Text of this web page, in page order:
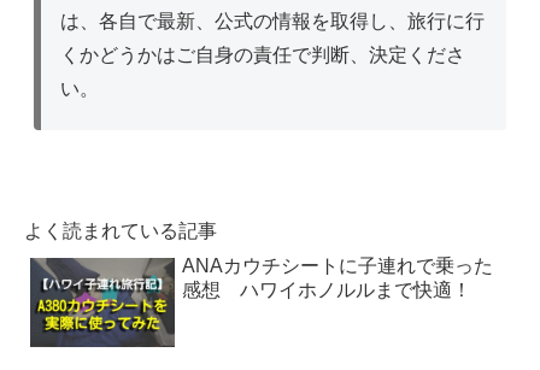
は、各自で最新、公式の情報を取得し、旅行に行
くかどうかはご自身の責任で判断、決定くださ
い。
よく読まれている記事
ANAカウチシートに子連れで乗った
感想 ハワイホノルルまで快適！